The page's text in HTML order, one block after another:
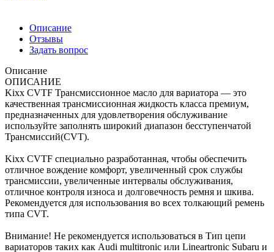
Описание
Отзывы
Задать вопрос
Описание
ОПИСАНИЕ
Kixx CVTF Трансмиссионное масло для вариатора — это
качественная трансмиссионная жидкость класса премиум,
предназначенных для удовлетворения обслуживание
используйте заполнять широкий диапазон бесступенчатой
Трансмиссий(CVT).
Kixx CVTF специально разработанная, чтобы обеспечить
отличное вождение комфорт, увеличенный срок службы
трансмиссии, увеличенные интервалы обслуживания,
отличное контроля износа и долговечность ремня и шкива.
Рекомендуется для использования во всех толкающий ремень
типа CVT.
Внимание! Не рекомендуется использоваться в Тип цепи
вариаторов таких как Audi multitronic или Lineartronic Subaru и